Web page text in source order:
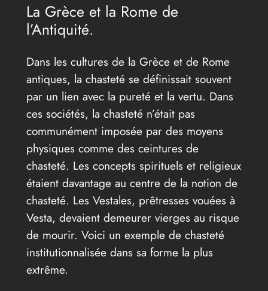
La Grèce et la Rome de
l’Antiquité.
Dans les cultures de la Grèce et de Rome
antiques, la chasteté se définissait souvent
par un lien avec la pureté et la vertu. Dans
ces sociétés, la chasteté n’était pas
communément imposée par des moyens
physiques comme des ceintures de
chasteté. Les concepts spirituels et religieux
étaient davantage au centre de la notion de
chasteté. Les Vestales, prêtresses vouées à
Vesta, devaient demeurer vierges au risque
de mourir. Voici un exemple de chasteté
institutionnalisée dans sa forme la plus
extrême.